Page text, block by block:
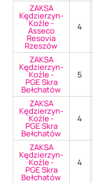
ZAKSA
Kędzierzyn-
Koźle -
Asseco
Resovia
Rzeszów
4
ZAKSA
Kędzierzyn-
Koźle -
PGE Skra
Bełchatów
5
ZAKSA
Kędzierzyn-
Koźle -
PGE Skra
Bełchatów
4
ZAKSA
Kędzierzyn-
Koźle -
PGE Skra
Bełchatów
4